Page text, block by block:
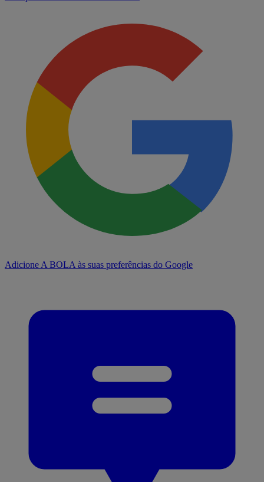
Adicione A BOLA às suas preferências do Google